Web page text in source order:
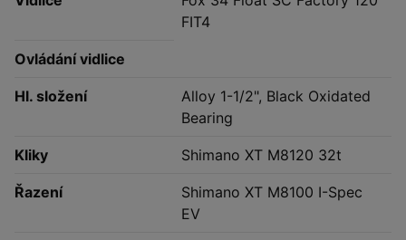
FIT4
Ovládání vidlice
Hl. složení
Alloy 1-1/2", Black Oxidated
Bearing
Kliky Shimano XT M8120 32t
Řazení
Shimano XT M8100 I-Spec
EV